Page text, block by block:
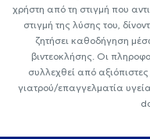
χρήστη από τη στιγμή που
στιγμή της λύσης του,
ζητήσει καθοδήγηση
βιντεοκλήσης. Οι
συλλεχθεί από
γιατρού/επαγγελματία